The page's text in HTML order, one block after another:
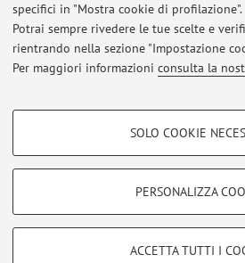
specifici in "Mostra cookie di profilazione".
Potrai sempre rivedere le tue scelte e
rientrando nella sezione "Impostazione
Per maggiori informazioni consulta la
COOKIE DI PROFILAZIONE -
COOKIE TECNICI - NECESSARI
SOLO COOKIE
PERSONALIZZA
ACCETTA TUTTI I
Ultimi avvisi
Al momento non sono
Area riservata
Accedi tramiteloginper gestire tutti i
Zamboni, 33 - 40126 Bologna -